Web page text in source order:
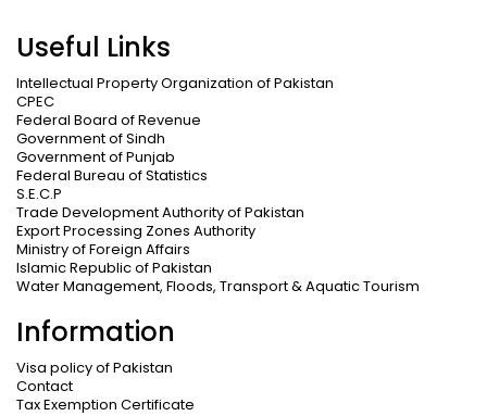
Useful Links
Intellectual Property Organization of Pakistan
CPEC
Federal Board of Revenue
Government of Sindh
Government of Punjab
Federal Bureau of Statistics
S.E.C.P
Trade Development Authority of Pakistan
Export Processing Zones Authority
Ministry of Foreign Affairs
Islamic Republic of Pakistan
Water Management, Floods, Transport & Aquatic Tourism
Information
Visa policy of Pakistan
Contact
Tax Exemption Certificate